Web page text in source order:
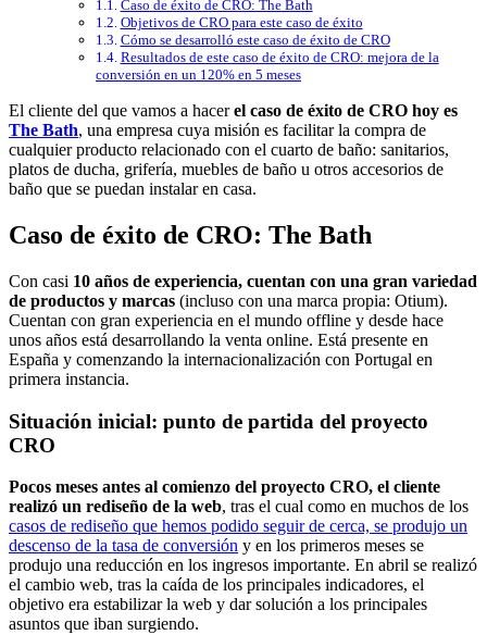
Caso de éxito de CRO: The Bath
Objetivos de CRO para este caso de éxito
Cómo se desarrolló este caso de éxito de CRO
Resultados de este caso de éxito de CRO: mejora de la
conversión en un 120% en 5 meses
El cliente del que vamos a hacerel caso de éxito de CRO hoy es
The Bath, una empresa cuya misión es facilitar la compra de
cualquier producto relacionado con el cuarto de baño: sanitarios,
platos de ducha, grifería, muebles de baño u otros accesorios de
baño que se puedan instalar en casa.
Caso de éxito de CRO: The Bath
Con casi 10 años de experiencia, cuentan con una gran variedad
de productos y marcas (incluso con una marca propia: Otium).
Cuentan con gran experiencia en el mundo offline y desde hace
unos años está desarrollando la venta online. Está presente en
España y comenzando la internacionalización con Portugal en
primera instancia.
Situación inicial: punto de partida del proyecto
CRO
Pocos meses antes al comienzo del proyecto CRO, el cliente
realizó un rediseño de la web, tras el cual como en muchos de los
casos de rediseño que hemos podido seguir de cerca, se produjo un
descenso de la tasa de conversión y en los primeros meses se
produjo una reducción en los ingresos importante. En abril se realizó
el cambio web, tras la caída de los principales indicadores, el
objetivo era estabilizar la web y dar solución a los principales
asuntos que iban surgiendo.